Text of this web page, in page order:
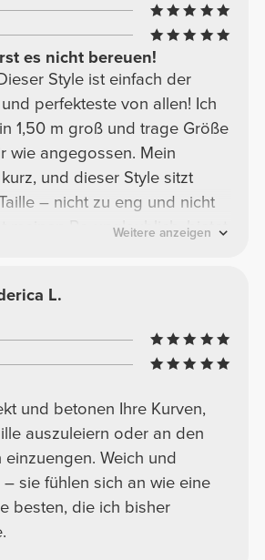
es nicht bereuen!
Style ist einfach der
perfekteste von allen! Ich
1,50 m groß und trage Größe
wie angegossen. Mein
und dieser Style sitzt
– nicht zu eng und nicht
meinen Po unglaublich, bietet
have! Ich habe ihn in jeder
Weitere anzeigen
L.
und betonen Ihre Kurven,
auszuleiern oder an den
Weich und
sie fühlen sich an wie eine
besten, die ich bisher